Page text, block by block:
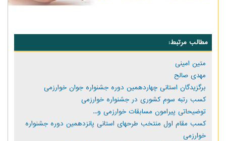
مطالب مرتبط:
متین امینی
مهدی صالح
برگزیدگان استانی چهاردهمین دوره جشنواره جوان خوارزمی
کسب رتبه سوم کشوری در جشنواره خوارزمی
توضیحاتی پیرامون مسابقات خوارزمی و...
کسب مقام اول منتخب طرحهای استانی پانزدهمین دوره جشنواره
خوارزمی